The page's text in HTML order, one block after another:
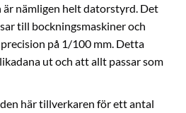
nämligen helt datorstyrd. Det
till bockningsmaskiner och
på 1/100 mm. Detta
ut och att allt passar som
här tillverkaren för ett antal